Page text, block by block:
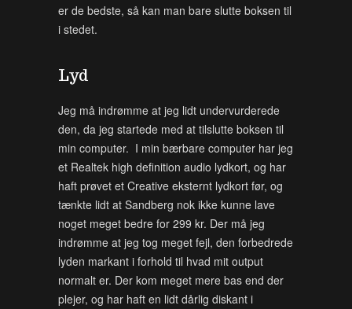
er de bedste, så kan man bare slutte boksen til
i stedet.
Lyd
Jeg må indrømme at jeg lidt undervurderede
den, da jeg startede med at tilslutte boksen til
min computer. I min bærbare computer har jeg
et Realtek high definition audio lydkort, og har
haft prøvet et Creative eksternt lydkort før, og
tænkte lidt at Sandberg nok ikke kunne lave
noget meget bedre for 299 kr. Der må jeg
indrømme at jeg tog meget fejl, den forbedrede
lyden markant i forhold til hvad mit output
normalt er. Der kom meget mere bas end der
plejer, og har haft en lidt dårlig diskant i